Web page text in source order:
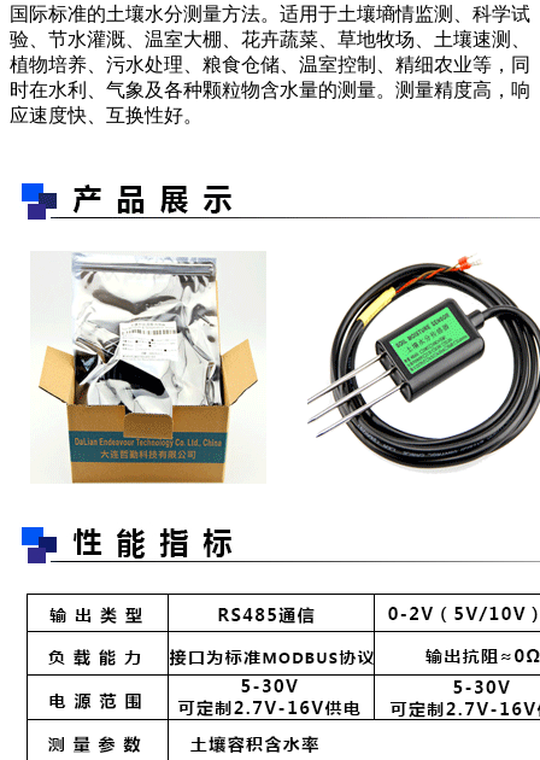
国际标准的土壤水分测量方法。适用于土壤墒情监测、科学试
验、节水灌溉、温室大棚、花卉蔬菜、草地牧场、土壤速测、
植物培养、污水处理、粮食仓储、温室控制、精细农业等，同
时在水利、气象及各种颗粒物含水量的测量。测量精度高，响
应速度快、互换性好。